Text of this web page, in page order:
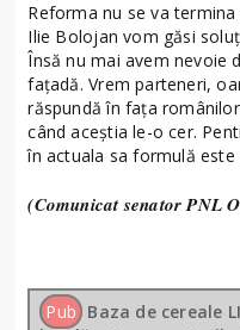
Reforma nu se va
Ilie Bolojan vom găsi
Însă nu mai avem nevoie
fațadă. Vrem parteneri,
răspundă în fața
când aceștia le-o cer.
în actuala sa formulă este
(Comunicat senator PNL
Pub Baza de cereale